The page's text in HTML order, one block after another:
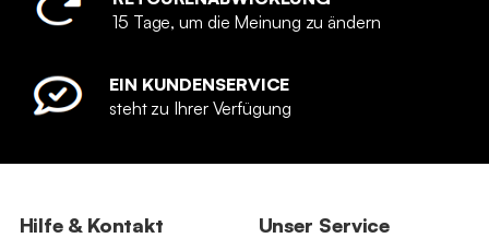
15 Tage, um die Meinung zu ändern
EIN KUNDENSERVICE
steht zu Ihrer Verfügung
Hilfe & Kontakt Unser Service